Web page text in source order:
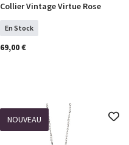
COMMANDER
Collier Vintage Virtue Rose
En Stock
69,00 €
NOUVEAU